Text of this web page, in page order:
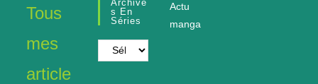
Tous
mes
article
Archive
S En
Séries
Archives
en
Actu
manga